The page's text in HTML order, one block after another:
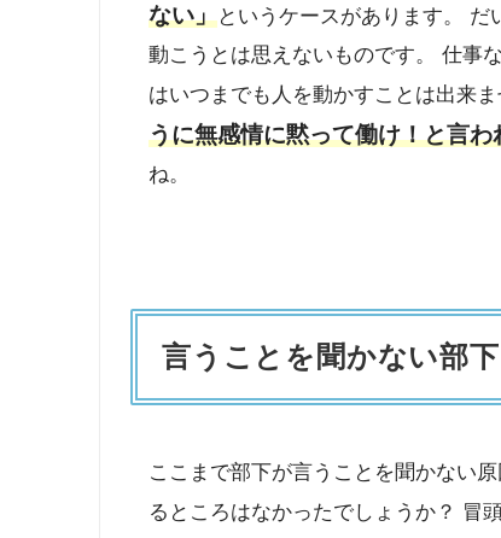
ない」というケースがあります。
動こうとは思えないものです。 仕事
はいつまでも人を動かすことは出来ま
うに無感情に黙って働け！と言
ね。
言うことを聞かない部
ここまで部下が言うことを聞かない
るところはなかったでしょうか？ 冒